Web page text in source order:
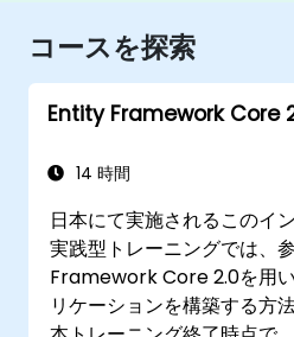
コースを探索
Entity Framework Core
14 時間
日本にて実施されるこのイ
実践型トレーニングでは、
Framework Core 2.0を用
リケーションを構築する方